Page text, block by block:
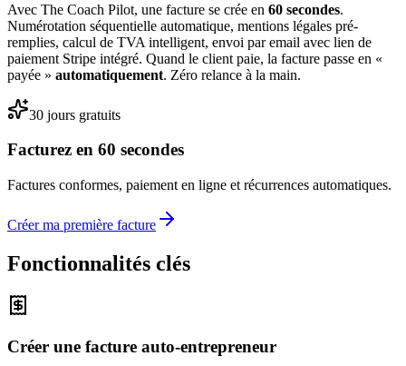
Avec The Coach Pilot, une facture se crée en 60 secondes.
Numérotation séquentielle automatique, mentions légales pré-
remplies, calcul de TVA intelligent, envoi par email avec lien de
paiement Stripe intégré. Quand le client paie, la facture passe en «
payée » automatiquement. Zéro relance à la main.
30 jours gratuits
Facturez en 60 secondes
Factures conformes, paiement en ligne et récurrences automatiques.
Créer ma première facture
Fonctionnalités clés
Créer une facture auto-entrepreneur